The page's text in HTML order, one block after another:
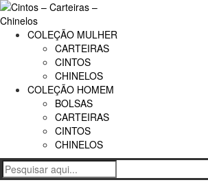
COLEÇÃO MULHER
CARTEIRAS
CINTOS
CHINELOS
COLEÇÃO HOMEM
BOLSAS
CARTEIRAS
CINTOS
CHINELOS